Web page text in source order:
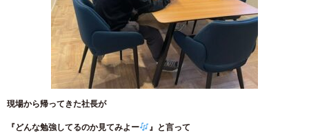
現場から帰ってきた社長が
『どんな勉強してるのか見てみよー
』と言って